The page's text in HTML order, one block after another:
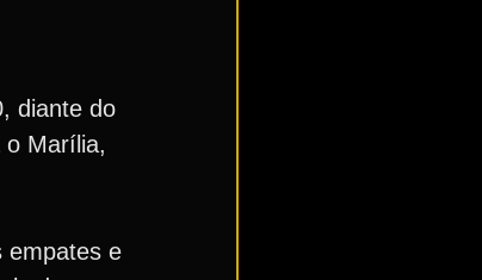
diante do
o Marília,
empates e